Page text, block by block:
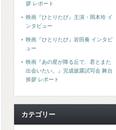
拶 レポート
映画『ひとりたび』主演・岡本玲 イ
ンタビュー
映画『ひとりたび』岩田奏 インタビ
ュー
映画『あの星が降る丘で、君とまた
出会いたい。』完成披露試写会 舞台
挨拶 レポート
カテゴリー